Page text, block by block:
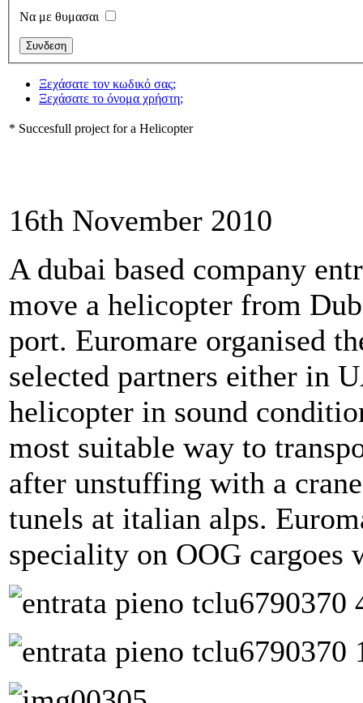
Να με θυμασαι
Ξεχάσατε τον κωδικό σας;
Ξεχάσατε το όνομα χρήστη;
* Succesfull project for a Helicopter
16th November 2010
A dubai based company
move a helicopter from
port. Euromare organised
selected partners either in
helicopter in sound
most suitable way to
after unstuffing with a
tunels at italian alps.
speciality on OOG